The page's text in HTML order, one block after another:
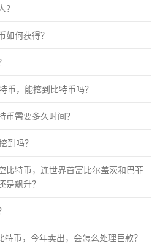
？
如何获得？
币，能挖到比特币吗？
币需要多久时间？
到吗？
比特币，连世界首富比尔盖茨和巴菲
是飙升？
币，今年卖出，会怎么处理巨款？